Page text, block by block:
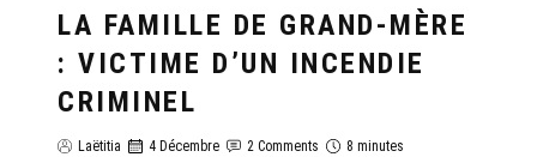
GÉNÉALOGIE LAËTITIA
LA FAMILLE DE GRAND-MÈRE
: VICTIME D’UN INCENDIE
CRIMINEL
Laëtitia 4 Décembre 2 Comments 8 minutes